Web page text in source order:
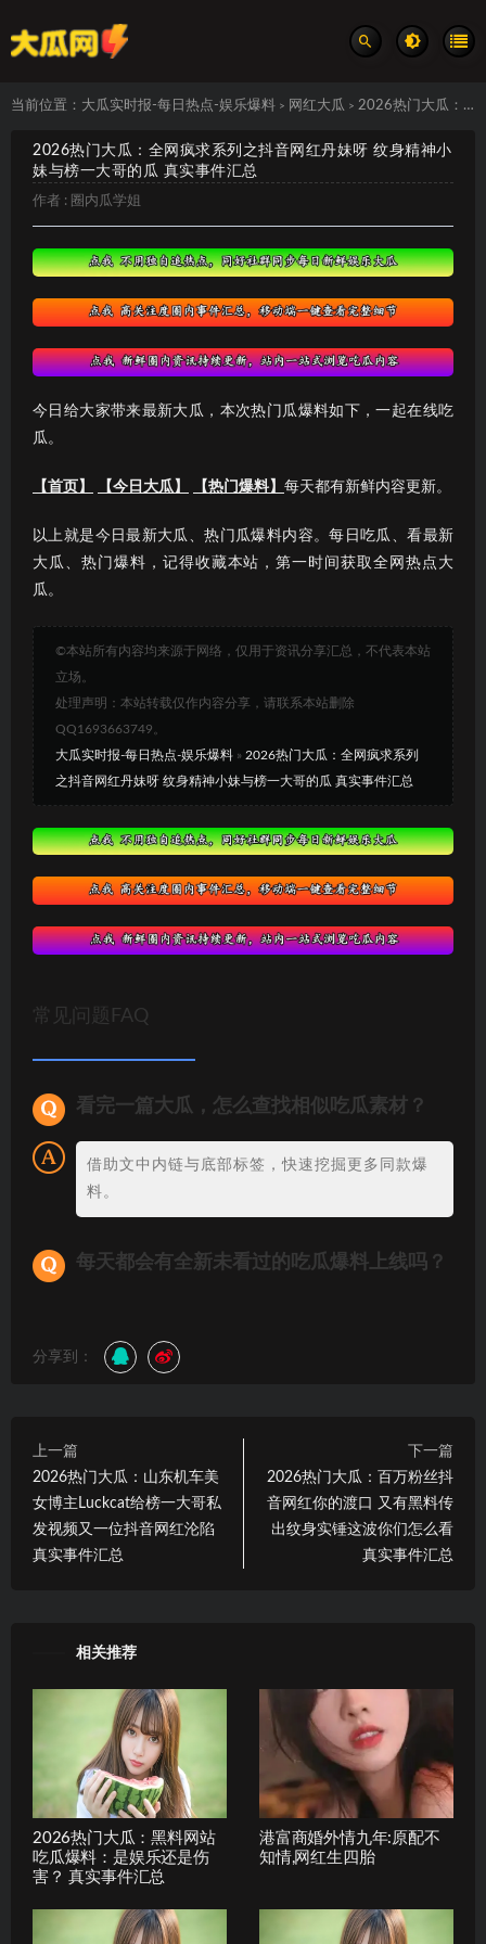
当前位置： 大瓜实时报-每日热点-娱乐爆料 > 网红大瓜 > 2026热门大瓜：全网疯求系列之抖音网红丹妹呀 纹身精神小妹与榜一大哥的瓜 真实事件汇总
2026热门大瓜：全网疯求系列之抖音网红丹妹呀 纹身精神小
妹与榜一大哥的瓜 真实事件汇总
作者 : 圈内瓜学姐
今日给大家带来最新大瓜，本次热门瓜爆料如下，一起在线吃
瓜。
【首页】 【今日大瓜】 【热门爆料】 每天都有新鲜内容更新。
以上就是今日最新大瓜、热门瓜爆料内容。每日吃瓜、看最新
大瓜、热门爆料，记得收藏本站，第一时间获取全网热点大
瓜。
©本站所有内容均来源于网络，仅用于资讯分享汇总，不代表本站
立场。
处理声明：本站转载仅作内容分享，请联系本站删除
QQ1693663749。
大瓜实时报-每日热点-娱乐爆料 » 2026热门大瓜：全网疯求系列
之抖音网红丹妹呀 纹身精神小妹与榜一大哥的瓜 真实事件汇总
常见问题FAQ
看完一篇大瓜，怎么查找相似吃瓜素材？
借助文中内链与底部标签，快速挖掘更多同款爆
料。
每天都会有全新未看过的吃瓜爆料上线吗？
分享到：
上一篇
2026热门大瓜：山东机车美
女博主Luckcat给榜一大哥私
发视频又一位抖音网红沦陷
真实事件汇总
下一篇
2026热门大瓜：百万粉丝抖
音网红你的渡口 又有黑料传
出纹身实锤这波你们怎么看
真实事件汇总
相关推荐
2026热门大瓜：黑料网站
吃瓜爆料：是娱乐还是伤
害？ 真实事件汇总
港富商婚外情九年:原配不
知情,网红生四胎